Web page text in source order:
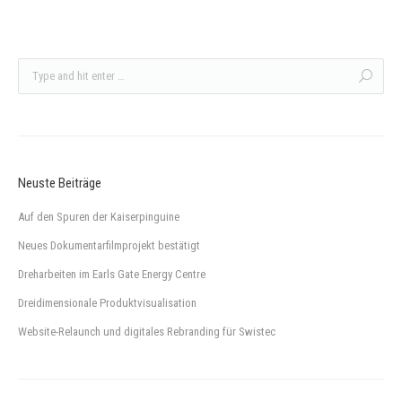
Neuste Beiträge
Auf den Spuren der Kaiserpinguine
Neues Dokumentarfilmprojekt bestätigt
Dreharbeiten im Earls Gate Energy Centre
Dreidimensionale Produktvisualisation
Website-Relaunch und digitales Rebranding für Swistec